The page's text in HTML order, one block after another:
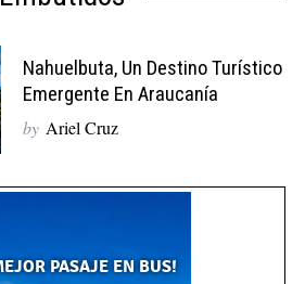
Nahuelbuta, Un Destino Turístico
Emergente En Araucanía
by Ariel Cruz